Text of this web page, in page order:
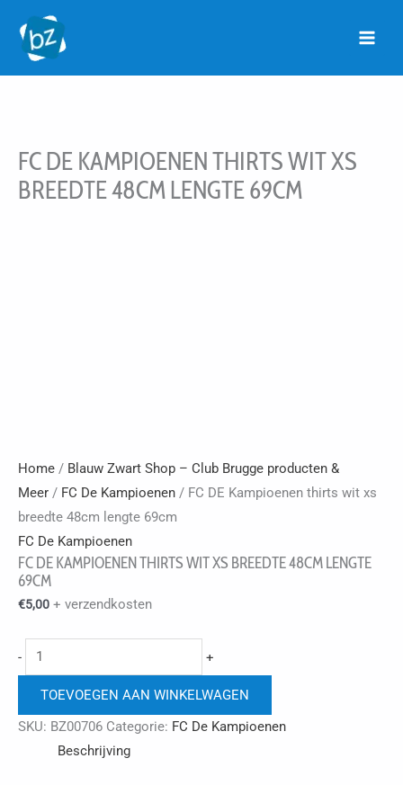
naar
FC DE KAMPIOENEN THIRTS WIT XS
BREEDTE 48CM LENGTE 69CM
Home / Blauw Zwart Shop – Club Brugge producten &
Meer / FC De Kampioenen / FC DE Kampioenen thirts wit xs
breedte 48cm lengte 69cm
FC De Kampioenen
FC DE KAMPIOENEN THIRTS WIT XS BREEDTE 48CM LENGTE
69CM
€5,00 + verzendkosten
-
FC
DE
Kampioenen
thirts
+
TOEVOEGEN AAN WINKELWAGEN
SKU: BZ00706 Categorie: FC De Kampioenen
Beschrijving